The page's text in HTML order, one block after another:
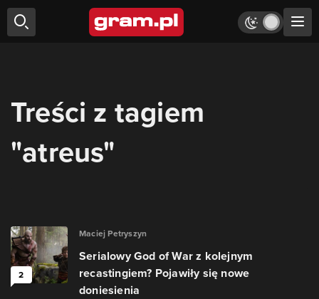
Treści z tagiem
"atreus"
2
Maciej Petryszyn
Serialowy God of War z kolejnym
recastingiem? Pojawiły się nowe
doniesienia